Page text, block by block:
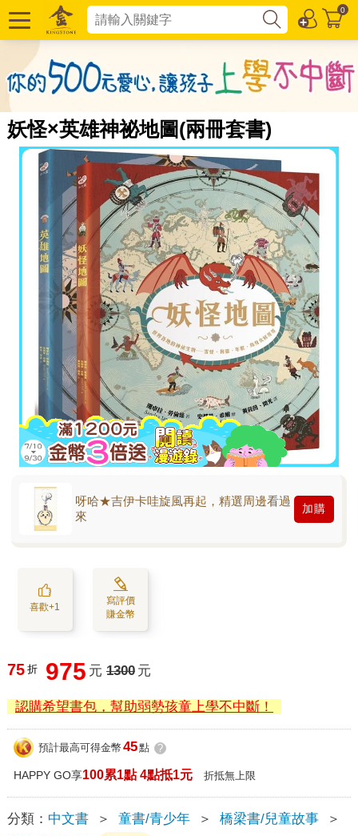
0
妖怪×英雄神祕地圖(兩冊套書)
呀哈★吉伊卡哇旋風再起，精選周邊看過
來
加購
喜歡+1
寫評價
賺金幣
75 折 975 元 1300 元
認購希望書包，幫助弱勢孩童上學不中斷！
預計最高可得金幣 45點 ?
HAPPY GO享100累1點 4點抵1元 折抵無上限
分類： 中文書 ＞ 童書/青少年 ＞ 橋梁書/兒童故事
＞